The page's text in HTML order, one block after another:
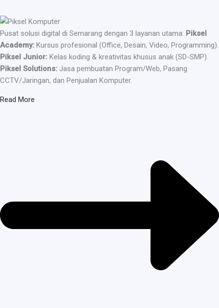
Pusat solusi digital di Semarang dengan 3 layanan utama: Piksel
Academy: Kursus profesional (Office, Desain, Video, Programming).
Piksel Junior: Kelas koding & kreativitas khusus anak (SD-SMP).
Piksel Solutions: Jasa pembuatan Program/Web, Pasang
CCTV/Jaringan, dan Penjualan Komputer.
Read More